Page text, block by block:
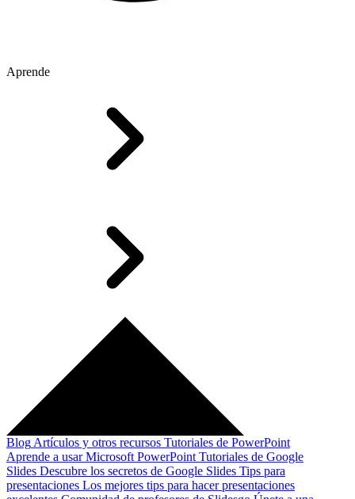
Aprende
Blog Artículos y otros recursos Tutoriales de PowerPoint
Aprende a usar Microsoft PowerPoint Tutoriales de Google
Slides Descubre los secretos de Google Slides Tips para
presentaciones Los mejores tips para hacer presentaciones